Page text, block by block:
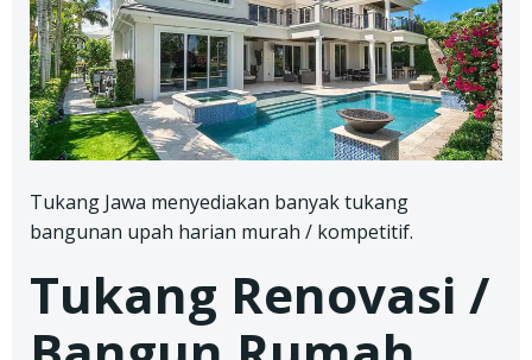
Tukang Jawa menyediakan banyak tukang
bangunan upah harian murah / kompetitif.
Tukang Renovasi /